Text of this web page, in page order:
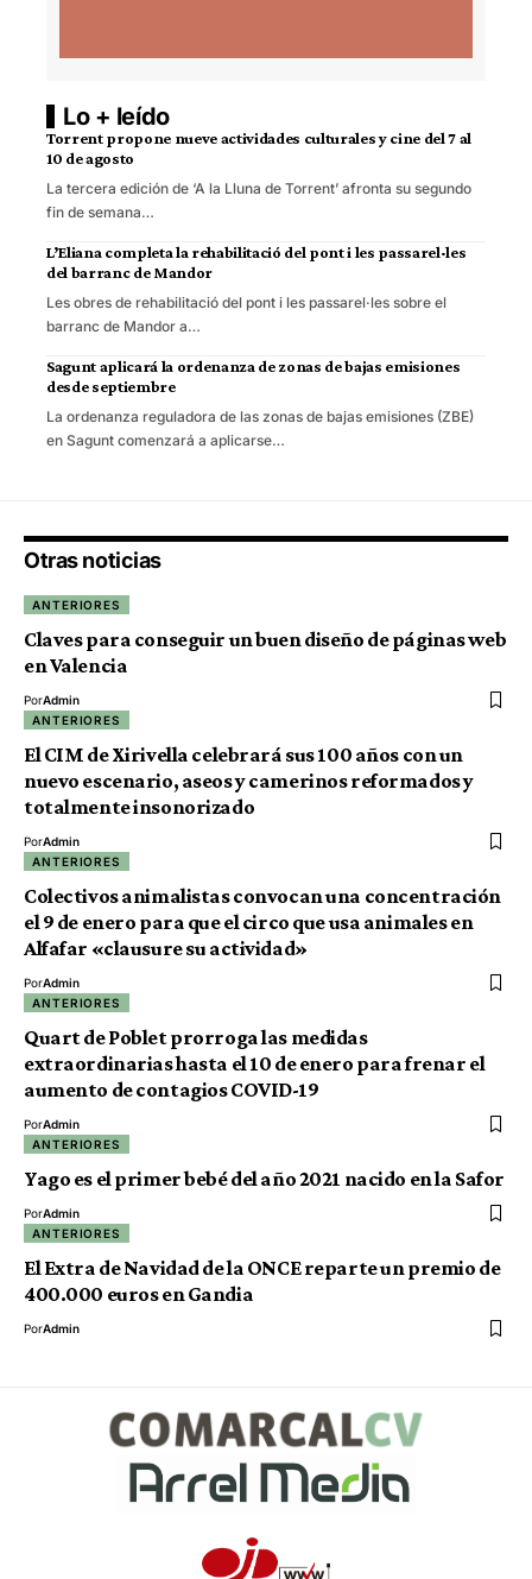
Lo + leído
Torrent propone nueve actividades culturales y cine del 7 al
10 de agosto
La tercera edición de ‘A la Lluna de Torrent’ afronta su segundo
fin de semana…
L’Eliana completa la rehabilitació del pont i les passarel·les
del barranc de Mandor
Les obres de rehabilitació del pont i les passarel·les sobre el
barranc de Mandor a…
Sagunt aplicará la ordenanza de zonas de bajas emisiones
desde septiembre
La ordenanza reguladora de las zonas de bajas emisiones (ZBE)
en Sagunt comenzará a aplicarse…
Otras noticias
ANTERIORES
Claves para conseguir un buen diseño de páginas web
en Valencia
PorAdmin
ANTERIORES
El CIM de Xirivella celebrará sus 100 años con un
nuevo escenario, aseos y camerinos reformados y
totalmente insonorizado
PorAdmin
ANTERIORES
Colectivos animalistas convocan una concentración
el 9 de enero para que el circo que usa animales en
Alfafar «clausure su actividad»
PorAdmin
ANTERIORES
Quart de Poblet prorroga las medidas
extraordinarias hasta el 10 de enero para frenar el
aumento de contagios COVID-19
PorAdmin
ANTERIORES
Yago es el primer bebé del año 2021 nacido en la Safor
PorAdmin
ANTERIORES
El Extra de Navidad de la ONCE reparte un premio de
400.000 euros en Gandia
PorAdmin